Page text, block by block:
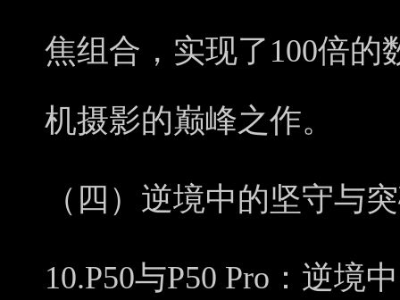
焦组合，实现了100倍的
机摄影的巅峰之作。
（四）逆境中的坚守与
10.P50与P50 Pro：逆境